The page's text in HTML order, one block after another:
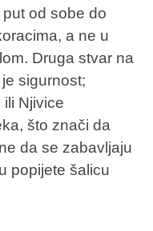
od sobe do
a ne u
Druga stvar na
sigurnost;
Njivice
što znači da
da se zabavljaju
popijete šalicu